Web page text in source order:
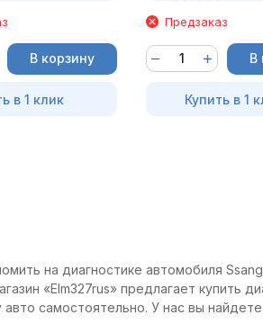
В корзину
в 1 клик
Предзаказ
В
Купить в 1
на диагностике автомобиля
«Elm327rus» предлагает купить
авто самостоятельно. У нас вы